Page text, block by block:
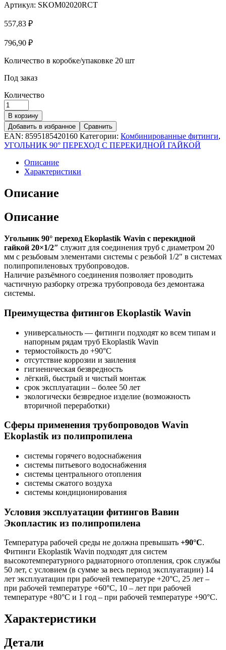
Артикул: SKOM02020RCT
557,83 ₽
796,90 ₽
Количество в коробке/упаковке 20 шт
Под заказ
Количество
В корзину
Добавить в избранное
Сравнить
EAN: 8595185420160 Категории: Комбинированные фитинги,
УГОЛЬНИК 90° ПЕРЕХОД С ПЕРЕКИДНОЙ ГАЙКОЙ
Описание
Характеристики
Описание
Описание
Угольник 90° переход Ekoplastik Wavin с перекидной
гайкой 20×1/2″ служит для соединения труб с диаметром 20
мм с резьбовым элементами системы с резьбой 1/2″ в системах
полипропиленовых трубопроводов.
Наличие разъёмного соединения позволяет проводить
частичную разборку отрезка трубопровода без демонтажа
системы.
Преимущества фитингов Ekoplastik Wavin
универсальность — фитинги подходят ко всем типам и
напорным рядам труб Ekoplastik Wavin
термостойкость до +90°C
отсутствие коррозии и заиления
гигиеническая безвредность
лёгкий, быстрый и чистый монтаж
срок эксплуатации – более 50 лет
экологически безвредное изделие (возможность
вторичной переработки)
Сферы применения трубопроводов Wavin
Ekoplastik из полипропилена
системы горячего водоснабжения
системы питьевого водоснабжения
системы центрального отопления
системы сжатого воздуха
системы кондиционирования
Условия эксплуатации фитингов Вавин
Экопластик из полипропилена
Температура рабочей среды не должна превышать +90°C.
Фитинги Ekoplastik Wavin подходят для систем
высокотемпературного радиаторного отопления, срок службы
50 лет, с условием (в сумме за весь период эксплуатации) 14
лет эксплуатации при рабочей температуре +20°С, 25 лет –
при рабочей температуре +60°С, 10 – лет при рабочей
температуре +80°С и 1 год – при рабочей температуре +90°С.
Характеристики
Детали